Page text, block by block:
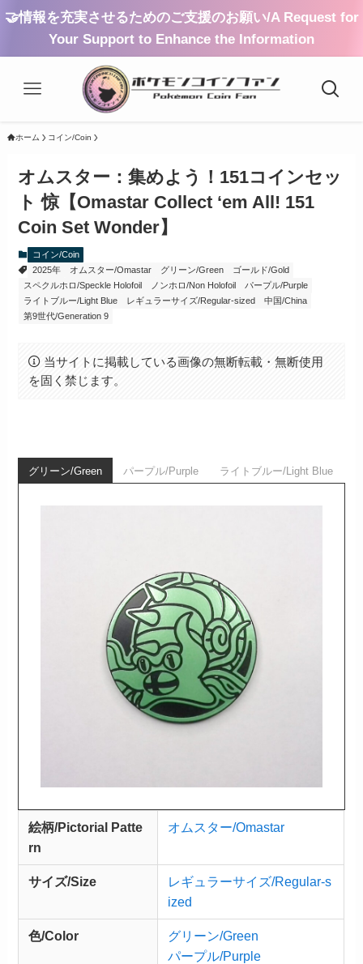
🤝情報を充実させるためのご支援のお願い/A Request for
Your Support to Enhance the Information
ホーム コイン/Coin
オムスター：集めよう！151コインセッ
ト 惊【Omastar Collect ‘em All! 151
Coin Set Wonder】
コイン/Coin
2025年
オムスター/Omastar グリーン/Green
ゴールド/Gold
スペクルホロ/Speckle Holofoil
ノンホロ/Non Holofoil
パープル/Purple
ライトブルー/Light Blue
レギュラーサイズ/Regular-sized
中国/China
第9世代/Generation 9
当サイトに掲載している画像の無断転載・無断使用
を固く禁じます。
グリーン/Green パープル/Purple ライトブルー/Light Blue
絵柄/Pictorial Patte
rn
オムスター/Omastar
サイズ/Size
レギュラーサイズ/Regular-s
ized
色/Color
グリーン/Green
パープル/Purple